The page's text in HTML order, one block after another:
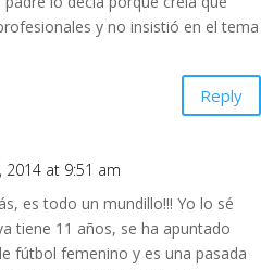
y no insistió en el tema
Reply
at 9:51 am
es todo un mundillo!!! Yo lo sé
tiene 11 años, se ha apuntado
fútbol femenino y es una pasada